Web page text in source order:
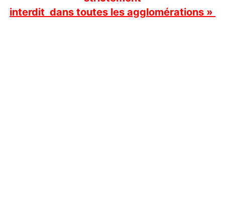
interdit dans toutes les agglomérations »